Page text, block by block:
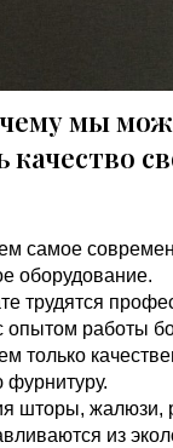
чему мы
качество
самое
оборудование.
трудятся
опытом работы
только
шторы, жалюзи,
из